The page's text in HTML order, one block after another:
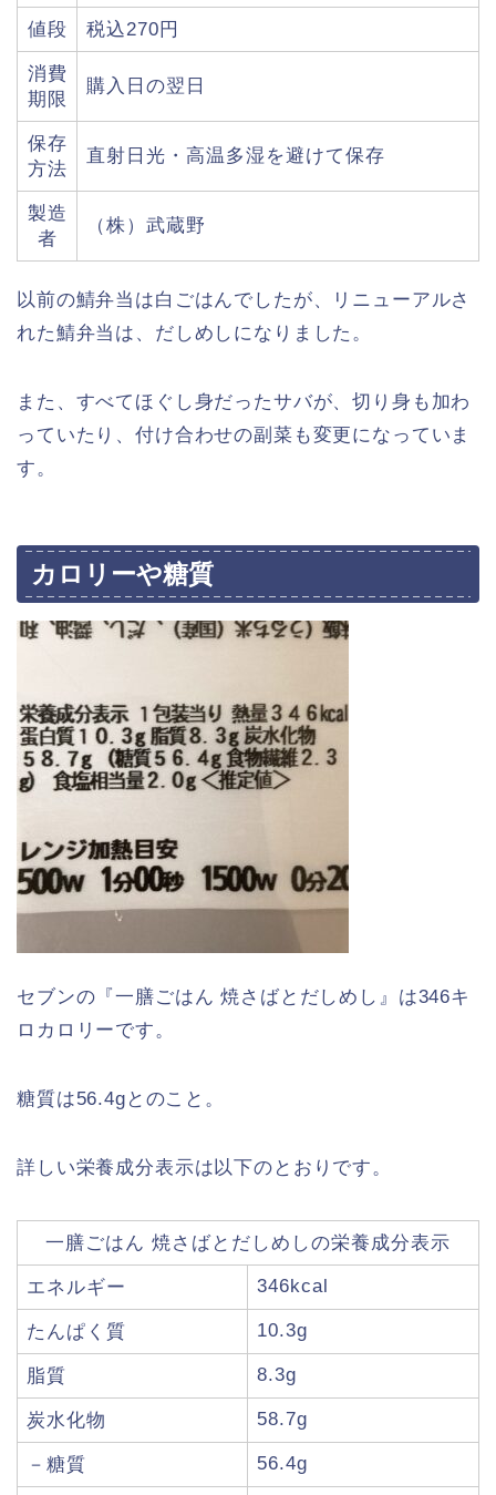
値段 税込270円
消費
期限
購入日の翌日
保存
方法
直射日光・高温多湿を避けて保存
製造
者
（株）武蔵野
以前の鯖弁当は白ごはんでしたが、リニューアルさ
れた鯖弁当は、だしめしになりました。
また、すべてほぐし身だったサバが、切り身も加わ
っていたり、付け合わせの副菜も変更になっていま
す。
カロリーや糖質
セブンの『一膳ごはん 焼さばとだしめし』は346キ
ロカロリーです。
糖質は56.4gとのこと。
詳しい栄養成分表示は以下のとおりです。
一膳ごはん 焼さばとだしめしの栄養成分表示
エネルギー 346kcal
たんぱく質 10.3g
脂質 8.3g
炭水化物 58.7g
－糖質 56.4g